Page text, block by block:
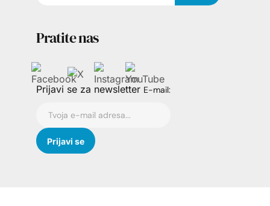
Pratite nas
Prijavi se za newsletter E-mail: